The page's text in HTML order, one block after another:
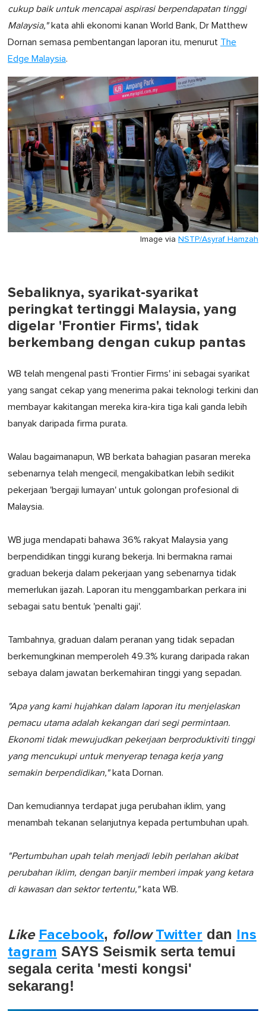
cukup baik untuk mencapai aspirasi berpendapatan tinggi
Malaysia,"kata ahli ekonomi kanan World Bank, Dr Matthew
Dornan semasa pembentangan laporan itu, menurut The
Edge Malaysia.
Image via NSTP/Asyraf Hamzah
Sebaliknya, syarikat-syarikat
peringkat tertinggi Malaysia, yang
digelar 'Frontier Firms', tidak
berkembang dengan cukup pantas
WB telah mengenal pasti 'Frontier Firms' ini sebagai syarikat
yang sangat cekap yang menerima pakai teknologi terkini dan
membayar kakitangan mereka kira-kira tiga kali ganda lebih
banyak daripada firma purata.
Walau bagaimanapun, WB berkata bahagian pasaran mereka
sebenarnya telah mengecil, mengakibatkan lebih sedikit
pekerjaan 'bergaji lumayan' untuk golongan profesional di
Malaysia.
WB juga mendapati bahawa 36% rakyat Malaysia yang
berpendidikan tinggi kurang bekerja. Ini bermakna ramai
graduan bekerja dalam pekerjaan yang sebenarnya tidak
memerlukan ijazah. Laporan itu menggambarkan perkara ini
sebagai satu bentuk 'penalti gaji'.
Tambahnya, graduan dalam peranan yang tidak sepadan
berkemungkinan memperoleh 49.3% kurang daripada rakan
sebaya dalam jawatan berkemahiran tinggi yang sepadan.
"Apa yang kami hujahkan dalam laporan itu menjelaskan
pemacu utama adalah kekangan dari segi permintaan.
Ekonomi tidak mewujudkan pekerjaan berproduktiviti tinggi
yang mencukupi untuk menyerap tenaga kerja yang
semakin berpendidikan,"kata Dornan.
Dan kemudiannya terdapat juga perubahan iklim, yang
menambah tekanan selanjutnya kepada pertumbuhan upah.
"Pertumbuhan upah telah menjadi lebih perlahan akibat
perubahan iklim, dengan banjir memberi impak yang ketara
di kawasan dan sektor tertentu,"kata WB.
Like Facebook, follow Twitter dan Ins
tagram SAYS Seismik serta temui
segala cerita 'mesti kongsi'
sekarang!